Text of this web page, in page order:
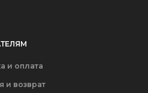
и оплата
и возврат